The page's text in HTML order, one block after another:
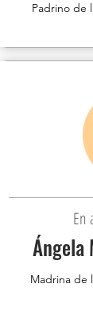
Padrino de
En
Ángela
Madrina de